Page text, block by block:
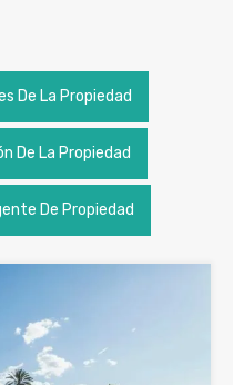
De La Propiedad
De La Propiedad
De Propiedad